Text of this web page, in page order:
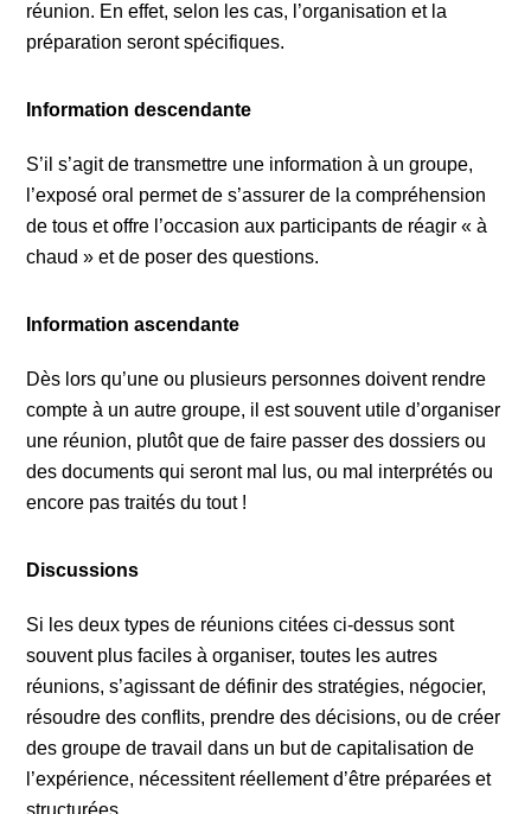
réunion. En effet, selon les cas, l’organisation et la
préparation seront spécifiques.
Information descendante
S’il s’agit de transmettre une information à un groupe,
l’exposé oral permet de s’assurer de la compréhension
de tous et offre l’occasion aux participants de réagir « à
chaud » et de poser des questions.
Information ascendante
Dès lors qu’une ou plusieurs personnes doivent rendre
compte à un autre groupe, il est souvent utile d’organiser
une réunion, plutôt que de faire passer des dossiers ou
des documents qui seront mal lus, ou mal interprétés ou
encore pas traités du tout !
Discussions
Si les deux types de réunions citées ci-dessus sont
souvent plus faciles à organiser, toutes les autres
réunions, s’agissant de définir des stratégies, négocier,
résoudre des conflits, prendre des décisions, ou de créer
des groupe de travail dans un but de capitalisation de
l’expérience, nécessitent réellement d’être préparées et